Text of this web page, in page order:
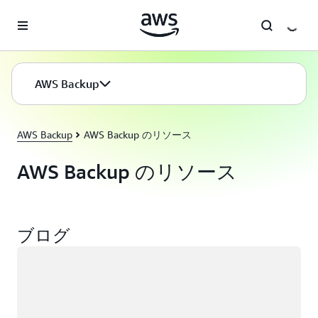
AWS Backup
AWS Backup AWS Backup のリソース
AWS Backup のリソース
ブログ